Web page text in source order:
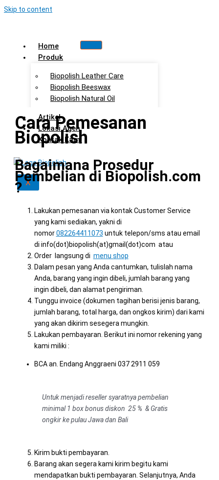
Skip to content
Home
Produk
Biopolish Leather Care
Biopolish Beeswax
Biopolish Natural Oil
Artikel
Lokasi Agen
Kontak Kami
X
Cara Pemesanan
Biopolish
Bagaimana Prosedur
Pembelian di Biopolish.com
?
Lakukan pemesanan via kontak Customer Service
yang kami sediakan, yakni di
nomor082264411073 untuk telepon/sms atau email
di info(dot)biopolish(at)gmail(dot)com atau
Order langsung di menu shop
Dalam pesan yang Anda cantumkan, tulislah nama
Anda, barang yang ingin dibeli, jumlah barang yang
ingin dibeli, dan alamat pengiriman.
Tunggu invoice (dokumen tagihan berisi jenis barang,
jumlah barang, total harga, dan ongkos kirim) dari kami
yang akan dikirim sesegera mungkin.
Lakukan pembayaran. Berikut ini nomor rekening yang
kami miliki :
BCA an. Endang Anggraeni 037 2911 059
Untuk menjadi reseller syaratnya pembelian
minimal 1 box bonus diskon 25 % & Gratis
ongkir ke pulau Jawa dan Bali
Kirim bukti pembayaran.
Barang akan segera kami kirim begitu kami
mendapatkan bukti pembayaran. Selanjutnya, Anda